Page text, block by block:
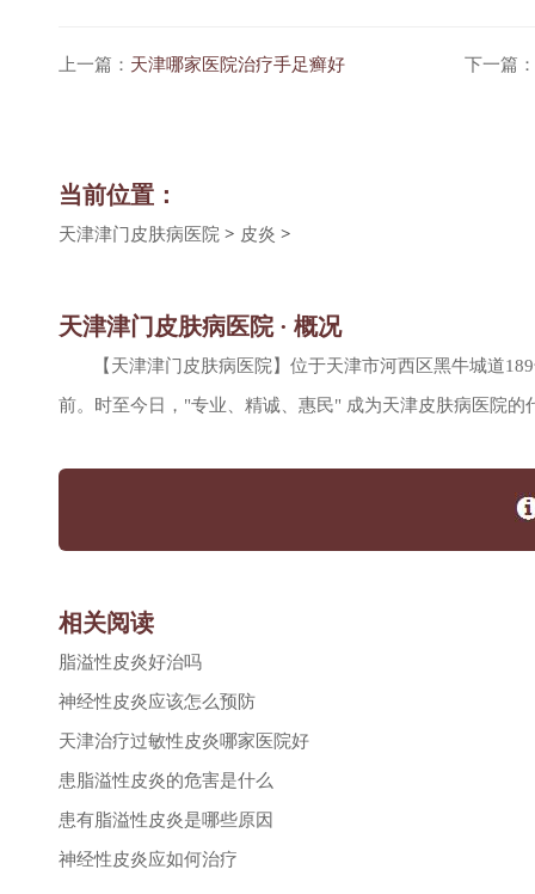
上一篇： 天津哪家医院治疗手足癣好 下一篇：
当前位置：
天津津门皮肤病医院 > 皮炎 >
天津津门皮肤病医院 · 概况
【天津津门皮肤病医院】位于天津市河西区黑牛城道
前。时至今日，"专业、精诚、惠民" 成为天津皮肤病医院
相关阅读
脂溢性皮炎好治吗
神经性皮炎应该怎么预防
天津治疗过敏性皮炎哪家医院好
患脂溢性皮炎的危害是什么
患有脂溢性皮炎是哪些原因
神经性皮炎应如何治疗